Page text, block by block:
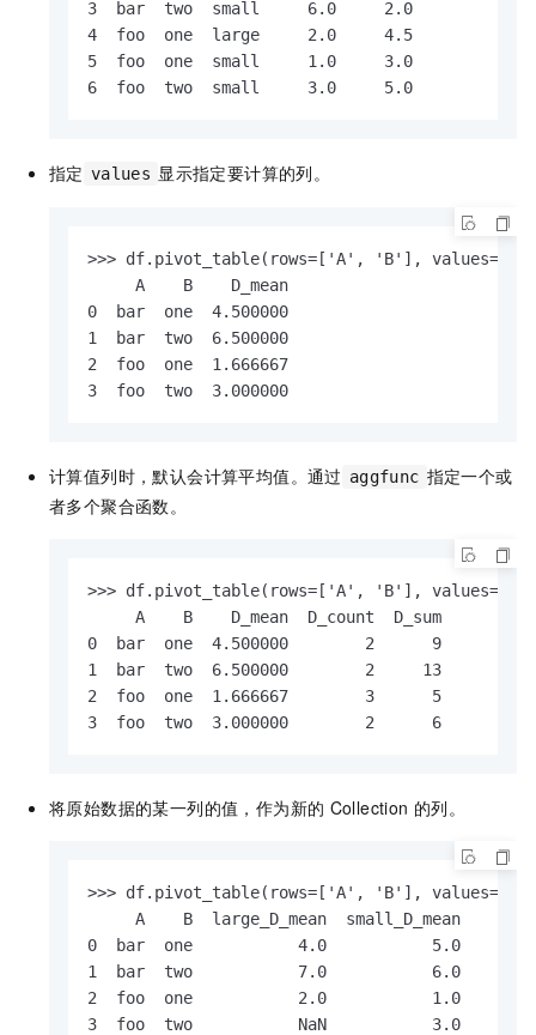
3  bar  two  small     6.0     2.0
4  foo  one  large     2.0     4.5
5  foo  one  small     1.0     3.0
6  foo  two  small     3.0     5.0
指定 values 显示指定要计算的列。
>>> df.pivot_table(rows=['A', 'B'], values='D')
     A    B    D_mean
0  bar  one  4.500000
1  bar  two  6.500000
2  foo  one  1.666667
3  foo  two  3.000000
计算值列时，默认会计算平均值。通过 aggfunc 指定一个或
者多个聚合函数。
>>> df.pivot_table(rows=['A', 'B'],
     A    B    D_mean  D_count  D_sum
0  bar  one  4.500000        2      9
1  bar  two  6.500000        2     13
2  foo  one  1.666667        3      5
3  foo  two  3.000000        2      6
将原始数据的某一列的值，作为新的 Collection 的列。
>>> df.pivot_table(rows=['A', 'B'], values='D',
     A    B  large_D_mean  small_D_mean
0  bar  one           4.0           5.0
1  bar  two           7.0           6.0
2  foo  one           2.0           1.0
3  foo  two           NaN           3.0